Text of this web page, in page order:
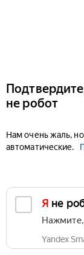
не робот
Нам очень жаль,
автоматические.
Я не
Yandex